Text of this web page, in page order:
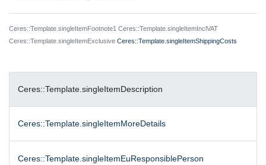
Ceres::Template.singleItemFootnote1 Ceres::Template.singleItemInclVAT
Ceres::Template.singleItemExclusive Ceres::Template.singleItemShippingCosts
Ceres::Template.singleItemDescription
Ceres::Template.singleItemMoreDetails
Ceres::Template.singleItemEuResponsiblePerson